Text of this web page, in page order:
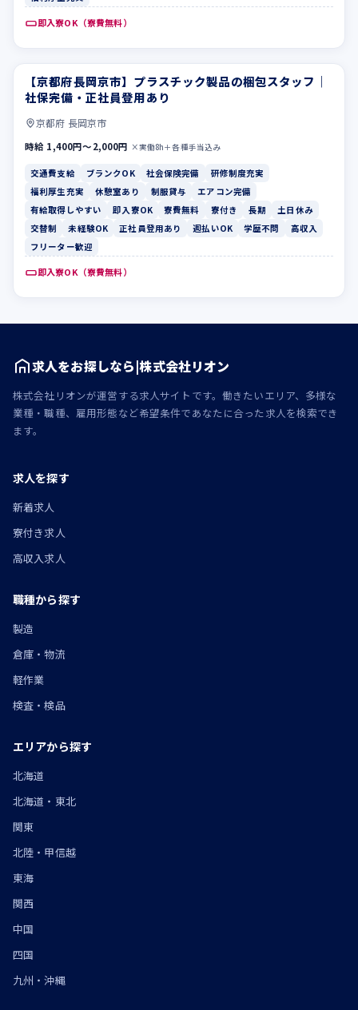
即入寮OK（寮費無料）
交通費支給 ブランクOK
【京都府長岡京市】プラスチック製品の梱包スタッフ｜
社保完備・正社員登用あり
京都府 長岡京市
時給 1,400円〜2,000円 ×実働8h＋各種手当込み
交通費支給 ブランクOK 社会保険完備
研修制度充実
福利厚生充実
休憩室あり 制服貸与
エアコン完備
有給取得しやすい
即入寮OK 寮費無料 寮付き 長期
土日休み
交替制
未経験OK 正社員登用あり 週払いOK 学歴不問
高収入
フリーター歓迎
即入寮OK（寮費無料）
求人をお探しなら|株式会社リオン
株式会社リオンが運営する求人サイトです。働きたいエリア、多様な
業種・職種、雇用形態など希望条件であなたに合った求人を検索でき
ます。
求人を探す
新着求人
寮付き求人
高収入求人
職種から探す
製造
倉庫・物流
軽作業
検査・検品
エリアから探す
北海道
北海道・東北
関東
北陸・甲信越
東海
関西
中国
四国
九州・沖縄